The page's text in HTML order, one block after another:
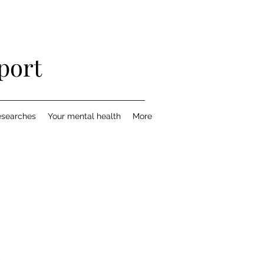
Your mental health More